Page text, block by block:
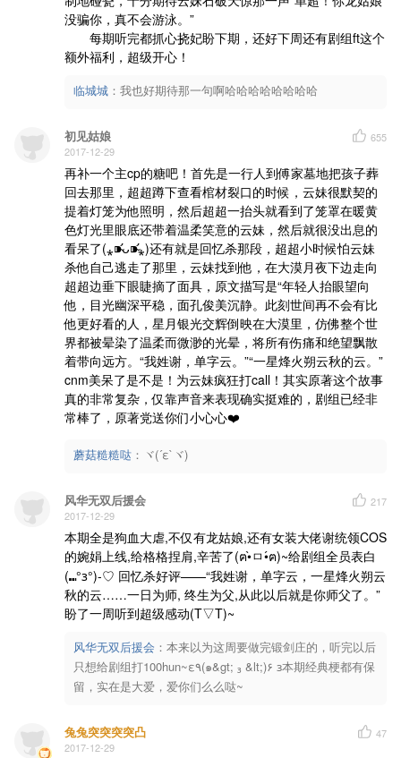
没骗你，真不会游泳。”
额外福利，超级开心！
临城城 ： 我也好期待那一句啊哈哈哈哈哈哈哈哈
初见姑娘
2017-12-29
655
再补一个主cp的糖吧！首先是一行人到傅家墓地把孩子葬
回去那里，超超蹲下查看棺材裂口的时候，云妹很默契的
提着灯笼为他照明，然后超超一抬头就看到了笼罩在暖黄
色灯光里眼底还带着温柔笑意的云妹，然后就很没出息的
看呆了(⁎⁍̴̛ᴗ⁍̴̛⁎)还有就是回忆杀那段，超超小时候怕云妹
杀他自己逃走了那里，云妹找到他，在大漠月夜下边走向
超超边垂下眼睫摘了面具，原文描写是“年轻人抬眼望向
他，目光幽深平稳，面孔俊美沉静。此刻世间再不会有比
他更好看的人，星月银光交辉倒映在大漠里，仿佛整个世
界都被晕染了温柔而微渺的光晕，将所有伤痛和绝望飘散
着带向远方。“我姓谢，单字云。”“一星烽火朔云秋的云。”
cnm美呆了是不是！为云妹疯狂打call！其实原著这个故事
真的非常复杂，仅靠声音来表现确实挺难的，剧组已经非
常棒了，原著党送你们小心心❤️
蘑菇糙糙哒 ： ヾ(´ε`ヾ)
风华无双后援会
2017-12-29
217
本期全是狗血大虐,不仅有龙姑娘,还有女装大佬谢统领COS
的婉娟上线,给格格捏肩,辛苦了(ฅ•̀ㅁ•́ฅ)~给剧组全员表白
(⑉°з°)-♡ 回忆杀好评——“我姓谢，单字云，一星烽火朔云
秋的云……一日为师, 终生为父,从此以后就是你师父了。”
盼了一周听到超级感动(T▽T)~
风华无双后援会 ： 本来以为这周要做完锻剑庄的，听完以后
只想给剧组打100hun~ε٩(๑&gt; ₃ &lt;)۶ з本期经典梗都有保
留，实在是大爱，爱你们么么哒~
兔兔突突突突凸
2017-12-29
47